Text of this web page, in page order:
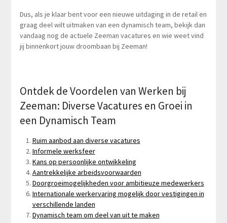
Dus, als je klaar bent voor een nieuwe uitdaging in de retail en
graag deel wilt uitmaken van een dynamisch team, bekijk dan
vandaag nog de actuele Zeeman vacatures en wie weet vind
jij binnenkort jouw droombaan bij Zeeman!
Ontdek de Voordelen van Werken bij
Zeeman: Diverse Vacatures en Groei in
een Dynamisch Team
Ruim aanbod aan diverse vacatures
Informele werksfeer
Kans op persoonlijke ontwikkeling
Aantrekkelijke arbeidsvoorwaarden
Doorgroeimogelijkheden voor ambitieuze medewerkers
Internationale werkervaring mogelijk door vestigingen in
verschillende landen
Dynamisch team om deel van uit te maken